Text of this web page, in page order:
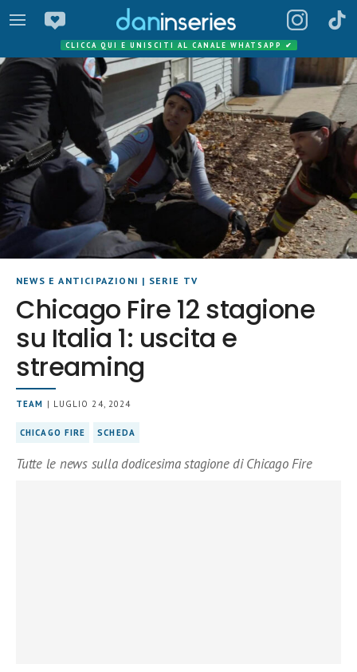
CLICCA QUI E UNISCITI AL CANALE WHATSAPP ✔
NEWS E ANTICIPAZIONI | SERIE TV
Chicago Fire 12 stagione
su Italia 1: uscita e
streaming
TEAM | LUGLIO 24, 2024
CHICAGO FIRE SCHEDA
Tutte le news sulla dodicesima stagione di Chicago Fire